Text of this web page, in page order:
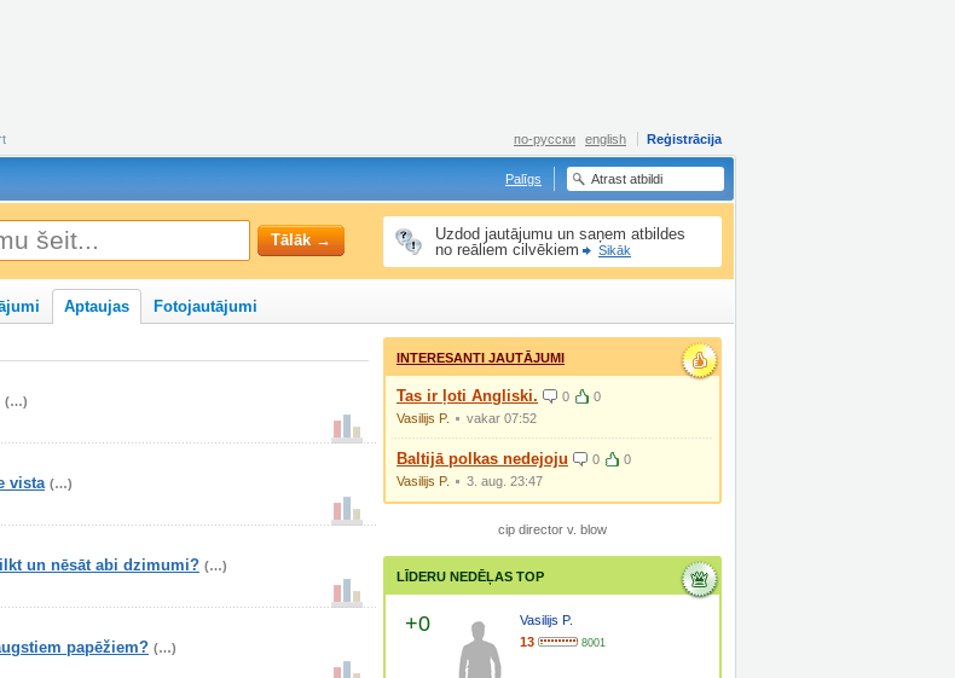
Reģistrācija
по-русски english
Palīgs
Tālāk →
Uzdod jautājumu un saņem atbildes
no reāliem cilvēkiem
Sikāk
Aptaujas Fotojautājumi
(…)
vista (…)
un nēsāt abi dzimumi? (…)
papēžiem? (…)
INTERESANTI JAUTĀJUMI
Tas ir ļoti Angliski. 0
0
Vasilijs P.
vakar 07:52
Baltijā polkas nedejoju 0
0
Vasilijs P.
3. aug. 23:47
cip director v. blow
LĪDERU NEDĒĻAS TOP
+0
Vasilijs P.
13
8001